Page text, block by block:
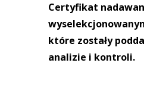
Certyfikat
które zostały
analizie i kontroli.